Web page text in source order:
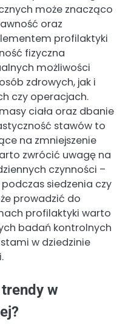
może znacząco
oraz
profilaktyki
fizyczna
możliwości
zdrowych, jak i
czy operacjach.
ciała oraz dbanie
stawów to
na zmniejszenie
zwrócić uwagę na
czynności –
podczas siedzenia czy
prowadzić do
profilaktyki warto
badań kontrolnych
w dziedzinie
w